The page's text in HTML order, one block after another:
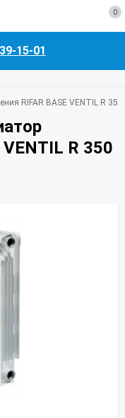
0
15-01
RIFAR BASE VENTIL R 350
VENTIL R 350